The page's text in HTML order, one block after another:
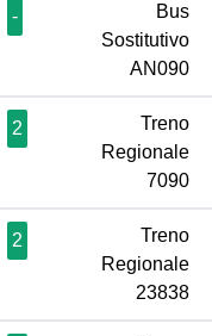
-
Bus
Sostitutivo
AN090
2
Treno
Regionale
7090
2
Treno
Regionale
23838